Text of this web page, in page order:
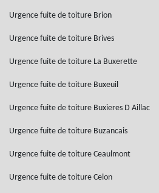
Urgence fuite de toiture Brion
Urgence fuite de toiture Brives
Urgence fuite de toiture La Buxerette
Urgence fuite de toiture Buxeuil
Urgence fuite de toiture Buxieres D Aillac
Urgence fuite de toiture Buzancais
Urgence fuite de toiture Ceaulmont
Urgence fuite de toiture Celon